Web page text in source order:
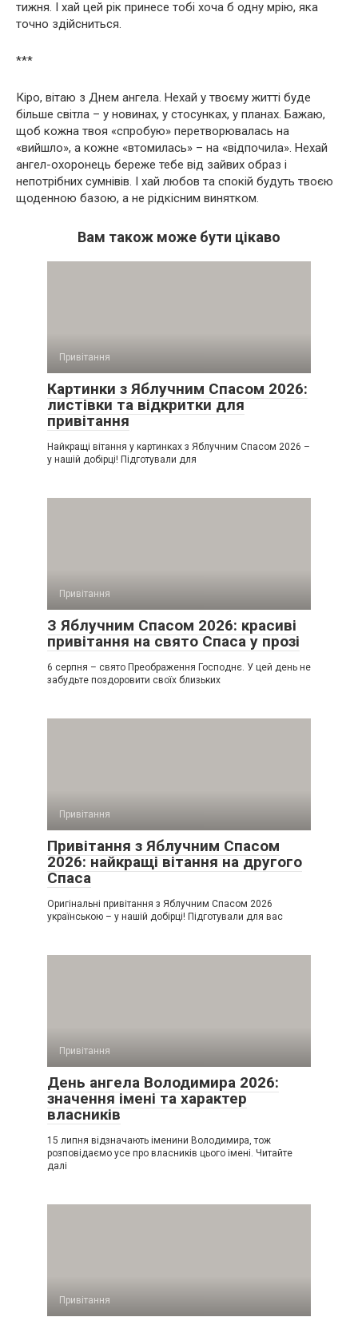
тижня. І хай цей рік принесе тобі хоча б одну мрію, яка
точно здійсниться.
***
Кіро, вітаю з Днем ангела. Нехай у твоєму житті буде
більше світла – у новинах, у стосунках, у планах. Бажаю,
щоб кожна твоя «спробую» перетворювалась на
«вийшло», а кожне «втомилась» – на «відпочила». Нехай
ангел-охоронець береже тебе від зайвих образ і
непотрібних сумнівів. І хай любов та спокій будуть твоєю
щоденною базою, а не рідкісним винятком.
Вам також може бути цікаво
Привітання
Картинки з Яблучним Спасом 2026:
листівки та відкритки для
привітання
Найкращі вітання у картинках з Яблучним Спасом 2026 –
у нашій добірці! Підготували для
Привітання
З Яблучним Спасом 2026: красиві
привітання на свято Спаса у прозі
6 серпня – свято Преображення Господнє. У цей день не
забудьте поздоровити своїх близьких
Привітання
Привітання з Яблучним Спасом
2026: найкращі вітання на другого
Спаса
Оригінальні привітання з Яблучним Спасом 2026
українською – у нашій добірці! Підготували для вас
Привітання
День ангела Володимира 2026:
значення імені та характер
власників
15 липня відзначають іменини Володимира, тож
розповідаємо усе про власників цього імені. Читайте
далі
Привітання